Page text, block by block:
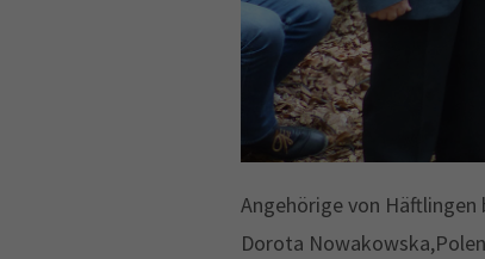
Angehörige von
Dorota